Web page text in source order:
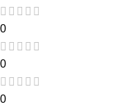
0
0
0